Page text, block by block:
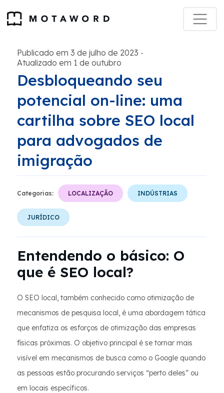
Publicado em 3 de julho de 2023 -
Atualizado em 1 de outubro
Desbloqueando seu
potencial on-line: uma
cartilha sobre SEO local
para advogados de
imigração
Categorias: LOCALIZAÇÃO INDÚSTRIAS
JURÍDICO
Entendendo o básico: O
que é SEO local?
O SEO local, também conhecido como otimização de
mecanismos de pesquisa local, é uma abordagem tática
que enfatiza os esforços de otimização das empresas
físicas próximas. O objetivo principal é se tornar mais
visível em mecanismos de busca como o Google quando
as pessoas estão procurando serviços “perto deles” ou
em locais específicos.